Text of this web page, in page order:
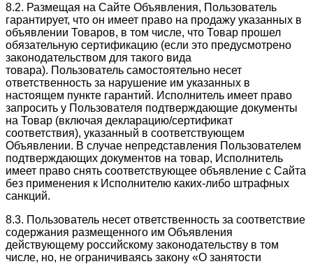
8.2. Размещая на Сайте Объявления, Пользователь
гарантирует, что он имеет право на продажу указанных в
объявлении Товаров, в том числе, что Товар прошел
обязательную сертификацию (если это предусмотрено
законодательством для такого вида
товара). Пользователь самостоятельно несет
ответственность за нарушение им указанных в
настоящем пункте гарантий. Исполнитель имеет право
запросить у Пользователя подтверждающие документы
на Товар (включая декларацию/сертификат
соответствия), указанный в соответствующем
Объявлении. В случае непредставления Пользователем
подтверждающих документов на товар, Исполнитель
имеет право снять соответствующее объявление с Сайта
без применения к Исполнителю каких-либо штрафных
санкций.
8.3. Пользователь несет ответственность за соответствие
содержания размещенного им Объявления
действующему российскому законодательству в том
числе, но, не ограничиваясь закону «О занятости